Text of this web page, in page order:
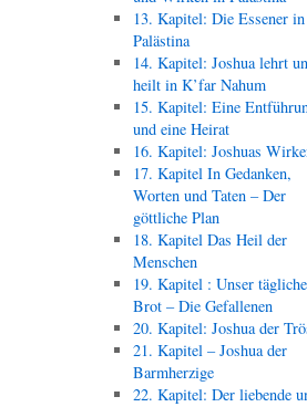
13. Kapitel: Die Essener in
Palästina
14. Kapitel: Joshua lehrt
heilt in K’far Nahum
15. Kapitel: Eine
und eine Heirat
16. Kapitel: Joshuas
17. Kapitel In Gedanken,
Worten und Taten – Der
göttliche Plan
18. Kapitel Das Heil der
Menschen
19. Kapitel : Unser
Brot – Die Gefallenen
20. Kapitel: Joshua der
21. Kapitel – Joshua der
Barmherzige
22. Kapitel: Der liebende